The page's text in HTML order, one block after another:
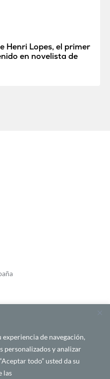
de navegación,
personalizados y analizar
todo” usted da su
las
Henri Lopes, el primer
en novelista de